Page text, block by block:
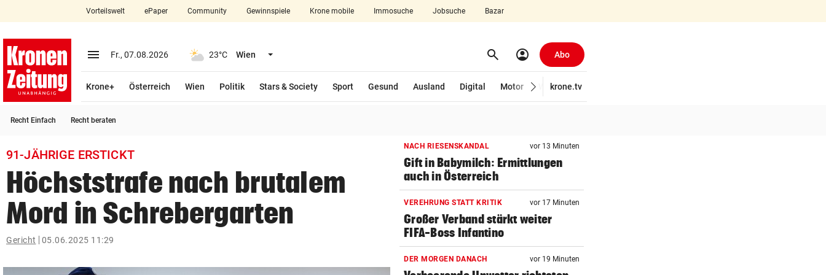
closeSchließen
account_circle Anmelden
arrow_right
bookmark
search
Suchbegriff
eingeben
Vorteilswelt ePaper Community Gewinnspiele Krone mobile Immosuche Jobsuche Bazar
menu Menü aufklappen
Fr., 07.08.2026 23°C Wien Menü aufklappen search Suchen
account_circle Abo
Krone+ Österreich Wien Politik Stars & Society Sport Gesund Ausland Digital Motor Wirtschaft
krone.tv
Recht Einfach Recht beraten
91-JÄHRIGE ERSTICKT
Höchststrafe nach brutalem
Mord in Schrebergarten
Gericht 05.06.2025 11:29
NACH RIESENSKANDAL vor 13 Minuten
Gift in Babymilch: Ermittlungen
auch in Österreich
VEREHRUNG STATT KRITIK vor 17 Minuten
Großer Verband stärkt weiter
FIFA-Boss Infantino
DER MORGEN DANACH vor 19 Minuten